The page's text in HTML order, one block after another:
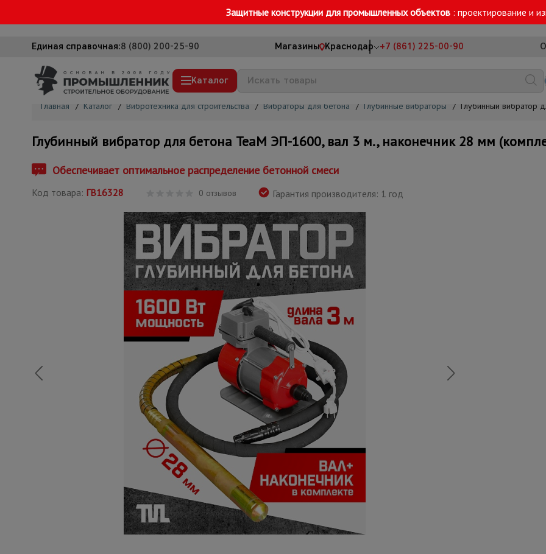
Защитные конструкции для промышленных объектов : проектирование и
Единая справочная:8 (800) 200-25-90 Магазины Краснодар +7 (861) 225-00-90
Каталог
Вышки-туры
Сетка, тенты, брезенты
Грузоподъемное оборудование
Мусоропровод строительный
Фанера ламинированная
Опалубка
Вибротехника для строительства
Оборудование для работы с арматурой
Оборудование для бетонных работ
Техника для склада
Тачки строительные и садовые
Лестницы и стремянки
Штукатурные комплекты
Сварочные аппараты
Тепловые пушки
Металл и металлообработка
Главная / Каталог / Вибротехника для строительства / Вибраторы для бетона / Глубинные вибраторы / Глубинный вибратор
Глубинный вибратор для бетона TeaM ЭП-1600, вал 3 м., наконечник 28 мм
Обеспечивает оптимальное распределение бетонной смеси
Код товара: ГВ16328 0 отзывов Гарантия производителя: 1 год